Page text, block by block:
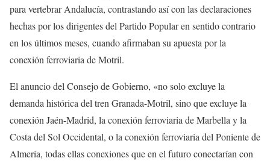
para vertebrar Andalucía, contrastando así con las declaraciones
hechas por los dirigentes del Partido Popular en sentido contrario
en los últimos meses, cuando afirmaban su apuesta por la
conexión ferroviaria de Motril.
El anuncio del Consejo de Gobierno, «no solo excluye la
demanda histórica del tren Granada-Motril, sino que excluye la
conexión Jaén-Madrid, la conexión ferroviaria de Marbella y la
Costa del Sol Occidental, o la conexión ferroviaria del Poniente de
Almería, todas ellas conexiones que en el futuro conectarían con